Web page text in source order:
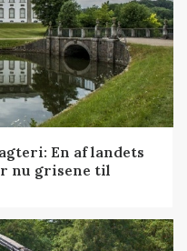
En af landets
nu grisene til